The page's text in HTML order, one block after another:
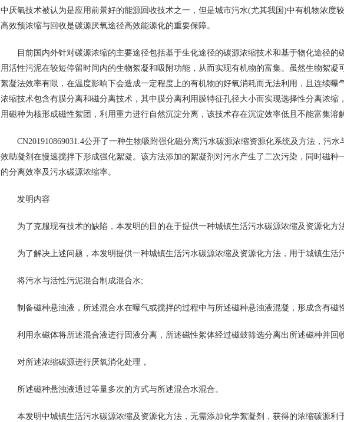
中厌氧技术被认为是应用前景好的能源回收技术之一，但是城市污水(尤其我国)中有机物浓度
高效预浓缩与回收是碳源厌氧途径高效能源化的重要保障。
目前国内外针对碳源浓缩的主要途径包括基于生化途径的碳源浓缩技术和基于物化途径的
用活性污泥在较短停留时间内的生物絮凝和吸附功能，从而实现有机物的富集。虽然生物絮
絮凝法效率有限，在温度影响下会造成一定程度上的有机物的好氧消耗而无法利用，且连续
浓缩技术包含有膜分离和磁分离技术，其中膜分离利用膜特征孔径大小而实现选择性分离浓缩
用磁种为核形成磁性絮团，利用重力进行自然沉淀分离，该技术存在沉淀效率低且不能富集溶
CN201910869031.4公开了一种生物吸附强化磁分离污水碳源浓缩资源化系统及方法，污水
效助凝剂在慢速搅拌下形成强化絮凝。该方法添加的絮凝剂对污水产生了二次污染，同时磁
的分离效率及污水碳源浓缩率。
发明内容
为了克服现有技术的缺陷，本发明的目的在于提供一种城镇生活污水碳源浓缩及资源化方
为了解决上述问题，本发明提供一种城镇生活污水碳源浓缩及资源化方法，用于城镇生活
将污水与活性污泥混合制成混合水;
制备磁种悬浊液，所述混合水在曝气或搅拌的过程中与所述磁种悬浊液混凝，形成含有磁
利用永磁体将所述混合液进行固液分离，所述磁性絮体经过磁鼓筛选分离出所述磁种并回
对所述浓缩碳源进行厌氧消化处理，
所述磁种悬浊液通过等量多次的方式与所述混合水混合。
本发明中城镇生活污水碳源浓缩及资源化方法，无需添加化学絮凝剂，获得的浓缩碳源利